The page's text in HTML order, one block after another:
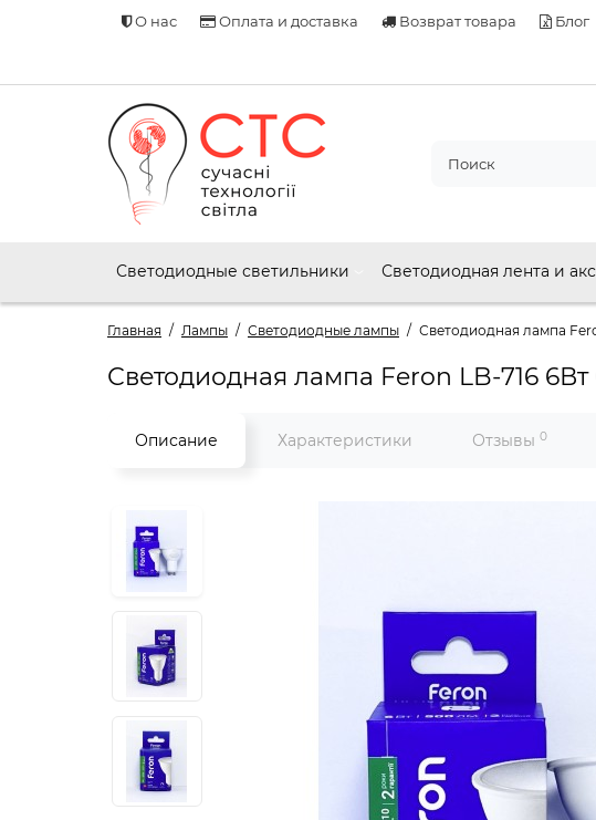
О нас Оплата и доставка Возврат товара Блог
Светодиодные светильники Светодиодная лента и
Главная Лампы Светодиодные лампы Светодиодная лампа
Светодиодная лампа Feron LB-716
Описание Характеристики Отзывы 0